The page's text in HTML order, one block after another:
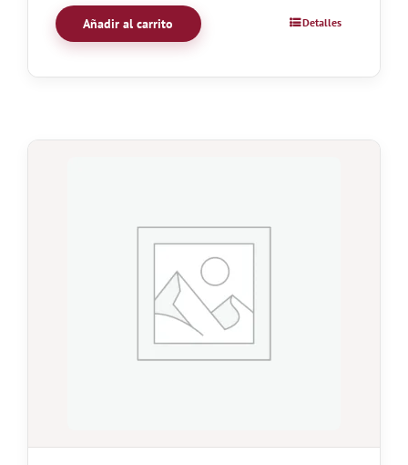
Añadir al carrito Detalles